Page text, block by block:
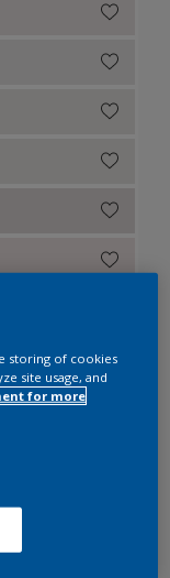
storing of cookies
site usage, and
for more